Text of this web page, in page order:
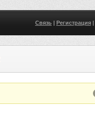
Связь| Регистрация|